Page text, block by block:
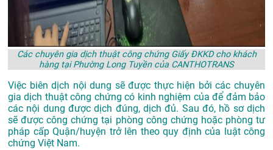
Các chuyên gia dịch thuật công chứng Giấy ĐKKD cho khách
hàng tại Phường Long Tuyền của CANTHOTRANS
Việc biên dịch nội dung sẽ được thực hiện bởi các chuyên
gia dịch thuật công chứng có kinh nghiệm của để đảm bảo
các nội dung được dịch đúng, dịch đủ. Sau đó, hồ sơ dịch
sẽ được công chứng tại phòng công chứng hoặc phòng tư
pháp cấp Quận/huyện trở lên theo quy định của luật công
chứng Việt Nam.